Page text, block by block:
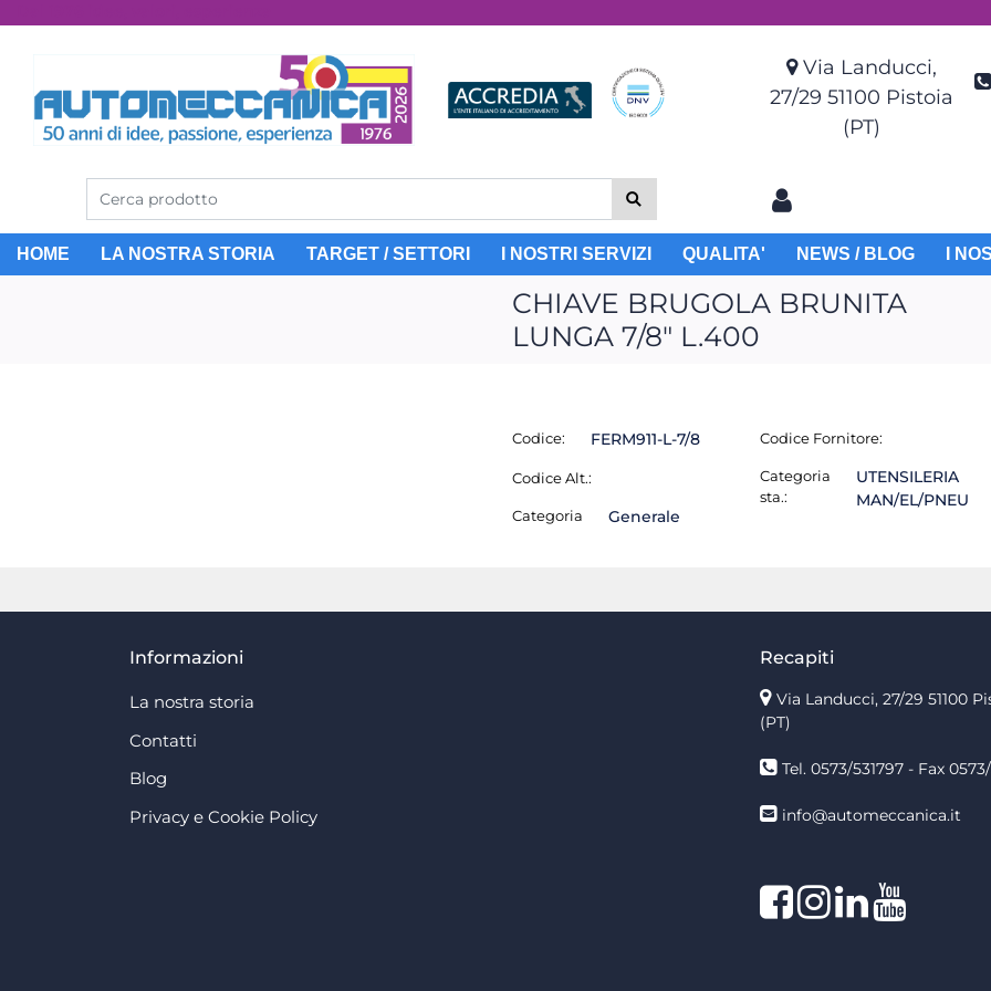
Via Landucci,
27/29 51100 Pistoia
(PT)
HOME LA NOSTRA STORIA TARGET / SETTORI I NOSTRI SERVIZI QUALITA' NEWS / BLOG I
CHIAVE BRUGOLA BRUNITA
LUNGA 7/8" L.400
Codice: FERM911-L-7/8
Codice Alt.:
Categoria Generale
Codice Fornitore:
Categoria
sta.:
UTENSILERIA
MAN/EL/PNEU
Informazioni
La nostra storia
Contatti
Blog
Privacy e Cookie Policy
Recapiti
Via Landucci, 27/29 51100
(PT)
Tel. 0573/531797 - Fax 0573/
info@automeccanica.it
FacebookInstagram
linkedin